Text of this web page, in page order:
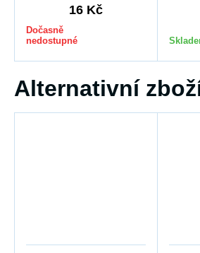
16 Kč
Dočasně
nedostupné
Alternativní